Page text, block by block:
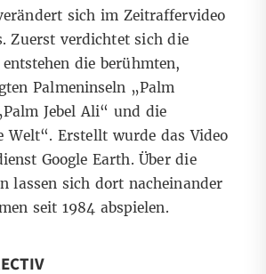
sich im Zeitraffervideo
Zuerst verdichtet sich die
die berühmten,
Palmeninseln „Palm
Jebel Ali“ und die
Welt“. Erstellt wurde das Video
Google Earth. Über die
lassen sich dort nacheinander
seit 1984 abspielen.